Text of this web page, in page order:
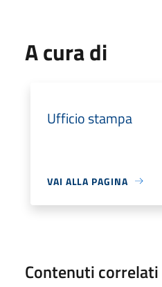
A cura di
Ufficio stampa
VAI ALLA PAGINA
Contenuti correlati